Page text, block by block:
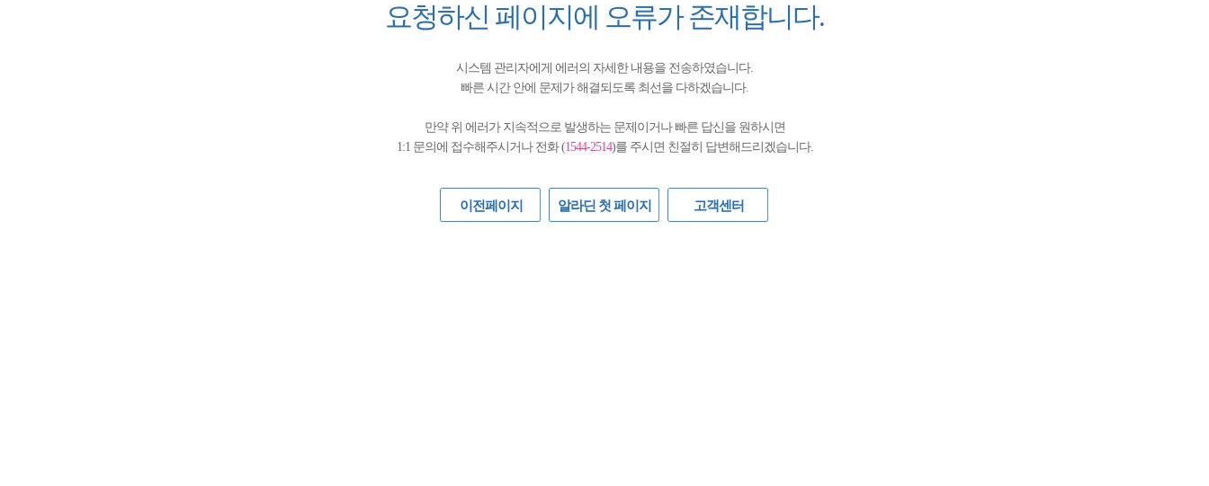
요청하신 페이지에 오류가 존재합니다.
시스템 관리자에게 에러의 자세한 내용을 전송하였습니다.
빠른 시간 안에 문제가 해결되도록 최선을 다하겠습니다.
만약 위 에러가 지속적으로 발생하는 문제이거나 빠른 답신을 원하시면
1:1 문의에 접수해주시거나 전화 (1544-2514)를 주시면 친절히 답변해드리겠습니다.
이전페이지 알라딘 첫 페이지 고객센터